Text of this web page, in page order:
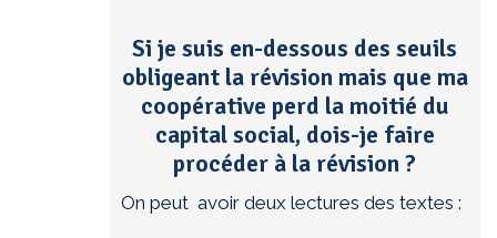
Si je suis en-dessous des seuils
obligeant la révision mais que ma
coopérative perd la moitié du
capital social, dois-je faire
procéder à la révision ?
On peut avoir deux lectures des textes :